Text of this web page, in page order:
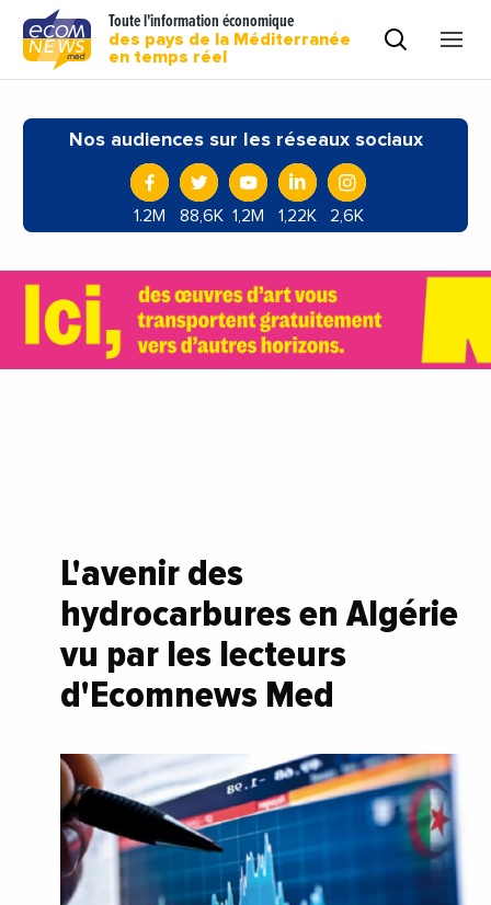
Toute l'information économique
des pays de la Méditerranée
en temps réel
Nos audiences sur les réseaux sociaux
1.2M 88,6K 1,2M 1,22K 2,6K
L'avenir des
hydrocarbures en Algérie
vu par les lecteurs
d'Ecomnews Med